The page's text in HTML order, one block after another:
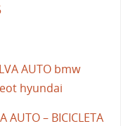
AUTO bmw
hyundai
AUTO – BICICLETA